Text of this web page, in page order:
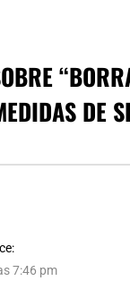
“
DE
7:46 pm